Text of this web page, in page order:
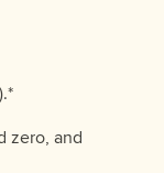
ะเ
zero, and